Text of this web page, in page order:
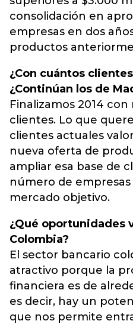
consolidación en
empresas en dos
productos
¿Con cuántos
¿Continúan los de
Finalizamos 2014 con
clientes. Lo que
clientes actuales
nueva oferta de
ampliar esa base de
número de
mercado objetivo.
¿Qué oportunidades
Colombia?
El sector bancario
atractivo porque la
financiera es de
es decir, hay un
que nos permite